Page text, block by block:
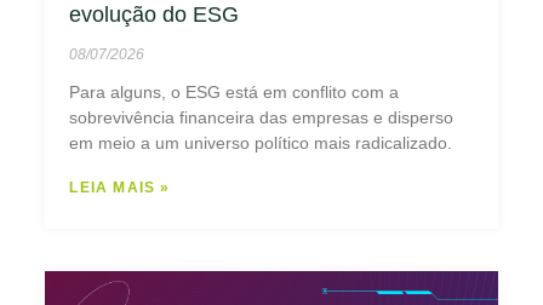
evolução do ESG
08/07/2026
Para alguns, o ESG está em conflito com a
sobrevivência financeira das empresas e disperso
em meio a um universo político mais radicalizado.
LEIA MAIS »